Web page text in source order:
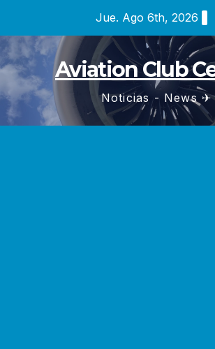
contenido
Jue. Ago 6th, 2026
Aviation Club
Noticias - News ✈